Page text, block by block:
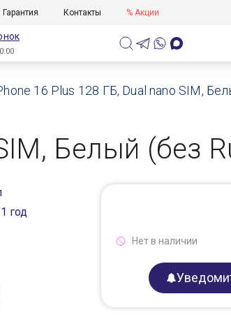
Гарантия Контакты % Акции
16 Plus 128 ГБ, Dual nano SIM,
Белый (без
год
Нет в наличии